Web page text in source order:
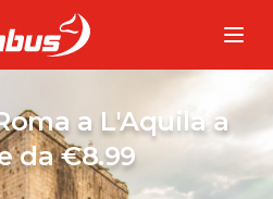
a L'Aquila a
da €8.99